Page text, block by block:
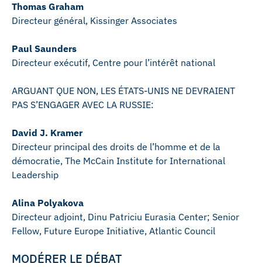
Thomas Graham
Directeur général, Kissinger Associates
Paul Saunders
Directeur exécutif, Centre pour l’intérêt national
ARGUANT QUE NON, LES ÉTATS-UNIS NE DEVRAIENT
PAS S’ENGAGER AVEC LA RUSSIE:
David J. Kramer
Directeur principal des droits de l’homme et de la
démocratie, The McCain Institute for International
Leadership
Alina Polyakova
Directeur adjoint, Dinu Patriciu Eurasia Center; Senior
Fellow, Future Europe Initiative, Atlantic Council
MODÉRER LE DÉBAT